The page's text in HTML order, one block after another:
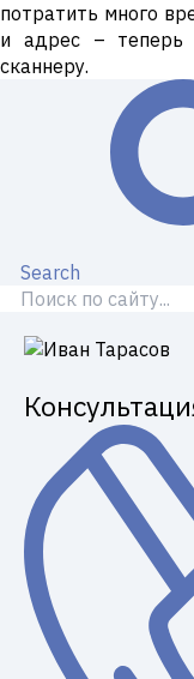
потратить много
и адрес – теперь
сканнеру.
Search